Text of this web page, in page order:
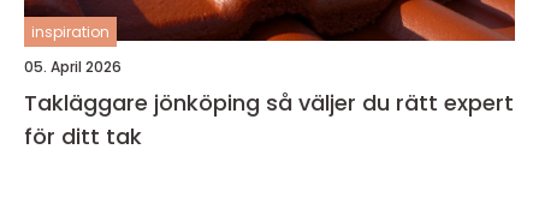
inspiration
05. April 2026
Takläggare jönköping så väljer du rätt expert
för ditt tak